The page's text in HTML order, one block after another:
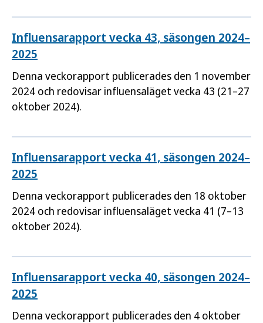
Influensarapport vecka 43, säsongen 2024–
2025
Denna veckorapport publicerades den 1 november
2024 och redovisar influensaläget vecka 43 (21–27
oktober 2024).
Influensarapport vecka 41, säsongen 2024–
2025
Denna veckorapport publicerades den 18 oktober
2024 och redovisar influensaläget vecka 41 (7–13
oktober 2024).
Influensarapport vecka 40, säsongen 2024–
2025
Denna veckorapport publicerades den 4 oktober